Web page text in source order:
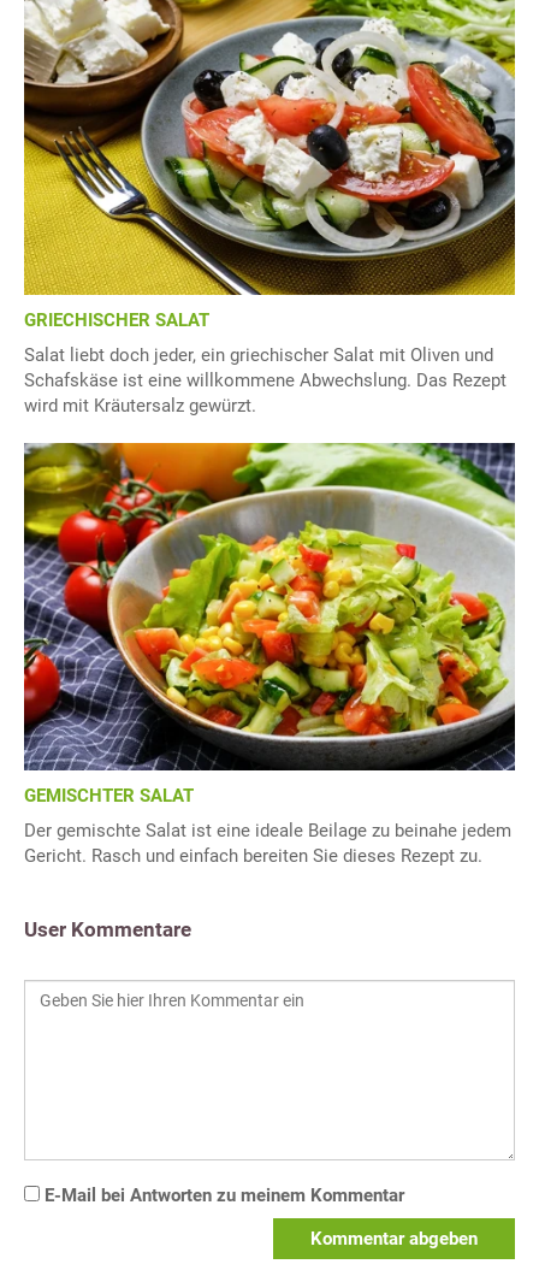
GRIECHISCHER SALAT
Salat liebt doch jeder, ein griechischer Salat mit Oliven und
Schafskäse ist eine willkommene Abwechslung. Das Rezept
wird mit Kräutersalz gewürzt.
GEMISCHTER SALAT
Der gemischte Salat ist eine ideale Beilage zu beinahe jedem
Gericht. Rasch und einfach bereiten Sie dieses Rezept zu.
User Kommentare
E-Mail bei Antworten zu meinem Kommentar
Kommentar abgeben